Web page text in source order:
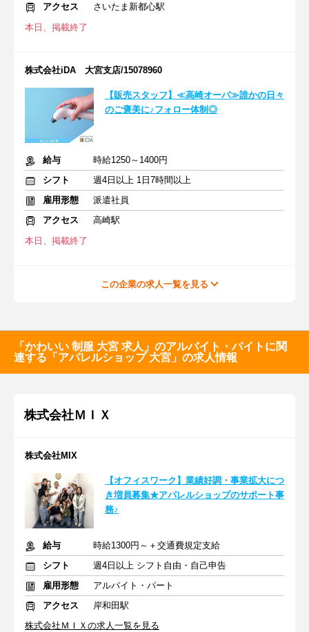
アクセス
さいたま新都心駅
本日、掲載終了
株式会社iDA 大宮支店/15078960
【販売スタッフ】≪高崎オーパ≫誰かの日々
のご褒美に♪フォロー体制◎
給与
時給1250～1400円
シフト
週4日以上 1日7時間以上
雇用形態
派遣社員
アクセス
高崎駅
本日、掲載終了
この企業の求人一覧を見る
「かわいい 制服 大宮 求人」のアルバイト・バイトに関
連する「アパレルショップ 大宮」の求人情報
株式会社ＭＩＸ
株式会社MIX
【オフィスワーク】業績好調・事業拡大につ
き増員募集★アパレルショップのサポート事
務♪
給与
時給1300円～＋交通費規定支給
シフト
週4日以上 シフト自由・自己申告
雇用形態
アルバイト・パート
アクセス
岸和田駅
株式会社ＭＩＸの求人一覧を見る